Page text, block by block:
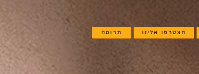
תרומה הצטרפו אלינו